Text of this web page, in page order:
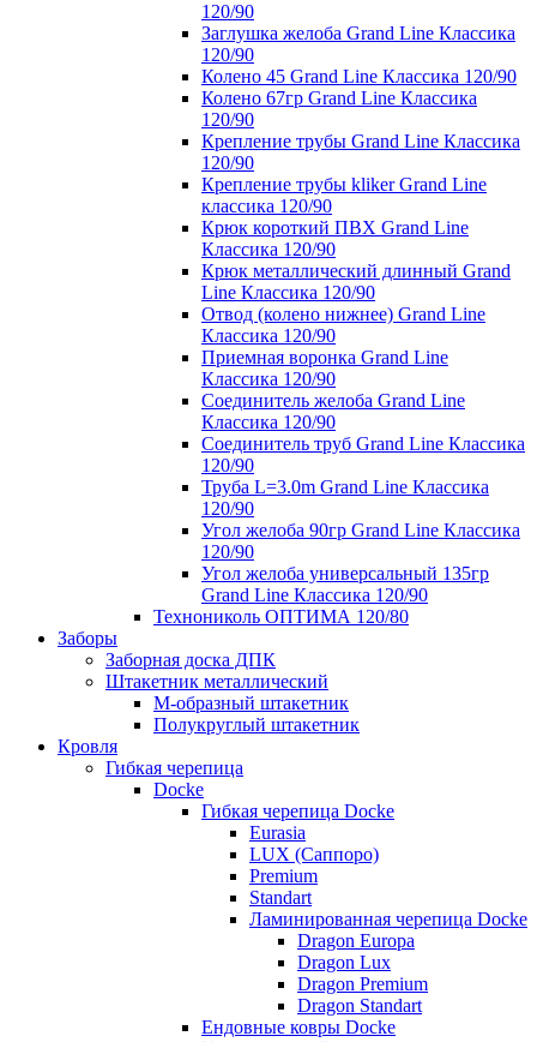
120/90
Заглушка желоба Grand Line Классика
120/90
Колено 45 Grand Line Классика 120/90
Колено 67гр Grand Line Классика
120/90
Крепление трубы Grand Line Классика
120/90
Крепление трубы kliker Grand Line
классика 120/90
Крюк короткий ПВХ Grand Line
Классика 120/90
Крюк металлический длинный Grand
Line Классика 120/90
Отвод (колено нижнее) Grand Line
Классика 120/90
Приемная воронка Grand Line
Классика 120/90
Соединитель желоба Grand Line
Классика 120/90
Соединитель труб Grand Line Классика
120/90
Труба L=3.0m Grand Line Классика
120/90
Угол желоба 90гр Grand Line Классика
120/90
Угол желоба универсальный 135гр
Grand Line Классика 120/90
Технониколь ОПТИМА 120/80
Заборы
Заборная доска ДПК
Штакетник металлический
М-образный штакетник
Полукруглый штакетник
Кровля
Гибкая черепица
Docke
Гибкая черепица Docke
Eurasia
LUX (Саппоро)
Premium
Standart
Ламинированная черепица Docke
Dragon Europa
Dragon Lux
Dragon Premium
Dragon Standart
Ендовные ковры Docke